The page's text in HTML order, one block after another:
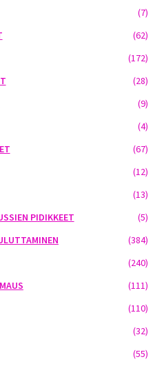
(7)
(62)
(172)
(28)
(9)
(4)
(67)
(12)
(13)
PIDIKKEET
(5)
(384)
(240)
(111)
(110)
(32)
(55)